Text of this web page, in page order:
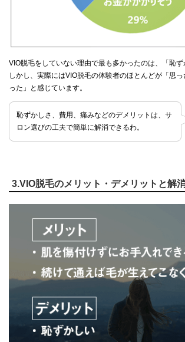
VIO脱毛をしていない理由で最も多かったのは、「恥ず
しかし、実際にはVIO脱毛の体験者のほとんどが「思
った」と感じています。
恥ずかしさ、費用、痛みなどのデメリットは、サ
ロン選びの工夫で簡単に解消できるわ。
3.VIO脱毛のメリット・デメリットと解